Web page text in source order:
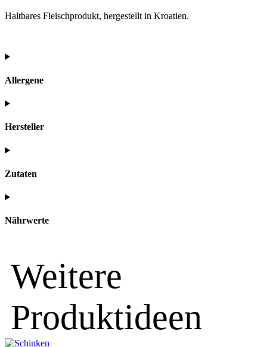
Haltbares Fleischprodukt, hergestellt in Kroatien.
Allergene
Hersteller
Zutaten
Nährwerte
Weitere
Produktideen